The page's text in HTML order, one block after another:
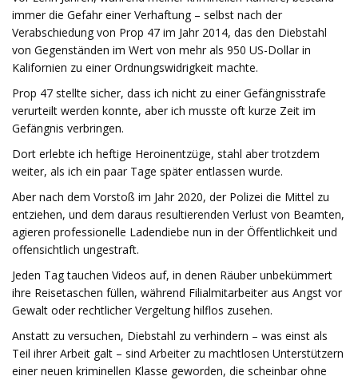
immer die Gefahr einer Verhaftung – selbst nach der
Verabschiedung von Prop 47 im Jahr 2014, das den Diebstahl
von Gegenständen im Wert von mehr als 950 US-Dollar in
Kalifornien zu einer Ordnungswidrigkeit machte.
Prop 47 stellte sicher, dass ich nicht zu einer Gefängnisstrafe
verurteilt werden konnte, aber ich musste oft kurze Zeit im
Gefängnis verbringen.
Dort erlebte ich heftige Heroinentzüge, stahl aber trotzdem
weiter, als ich ein paar Tage später entlassen wurde.
Aber nach dem Vorstoß im Jahr 2020, der Polizei die Mittel zu
entziehen, und dem daraus resultierenden Verlust von Beamten,
agieren professionelle Ladendiebe nun in der Öffentlichkeit und
offensichtlich ungestraft.
Jeden Tag tauchen Videos auf, in denen Räuber unbekümmert
ihre Reisetaschen füllen, während Filialmitarbeiter aus Angst vor
Gewalt oder rechtlicher Vergeltung hilflos zusehen.
Anstatt zu versuchen, Diebstahl zu verhindern – was einst als
Teil ihrer Arbeit galt – sind Arbeiter zu machtlosen Unterstützern
einer neuen kriminellen Klasse geworden, die scheinbar ohne